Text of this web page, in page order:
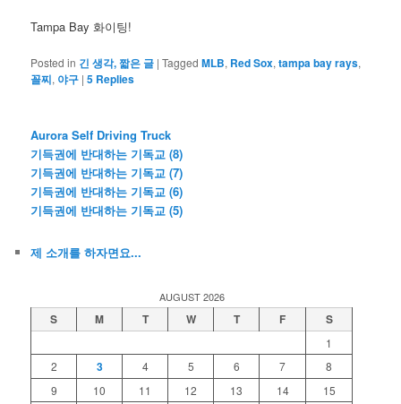
Tampa Bay 화이팅!
Posted in 긴 생각, 짧은 글 |Tagged MLB, Red Sox,tampa bay rays,
꼴찌, 야구 |5 Replies
Aurora Self Driving Truck
기득권에 반대하는 기독교 (8)
기득권에 반대하는 기독교 (7)
기득권에 반대하는 기독교 (6)
기득권에 반대하는 기독교 (5)
제 소개를 하자면요...
AUGUST 2026
S M T W T F S
1
2
3 4 5 6 7
8
9
10 11 12 13 14
15